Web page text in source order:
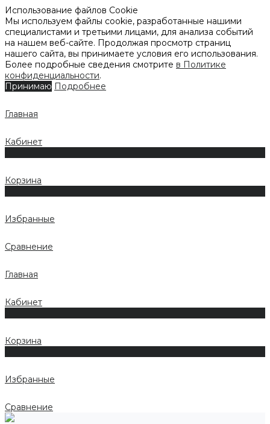
Использование файлов Cookie
Мы используем файлы cookie, разработанные нашими
специалистами и третьими лицами, для анализа событий
на нашем веб-сайте. Продолжая просмотр страниц
нашего сайта, вы принимаете условия его использования.
Более подробные сведения смотрите в Политике
конфиденциальности.
Принимаю Подробнее
Главная
Кабинет
Корзина
Избранные
Сравнение
Главная
Кабинет
Корзина
Избранные
Сравнение